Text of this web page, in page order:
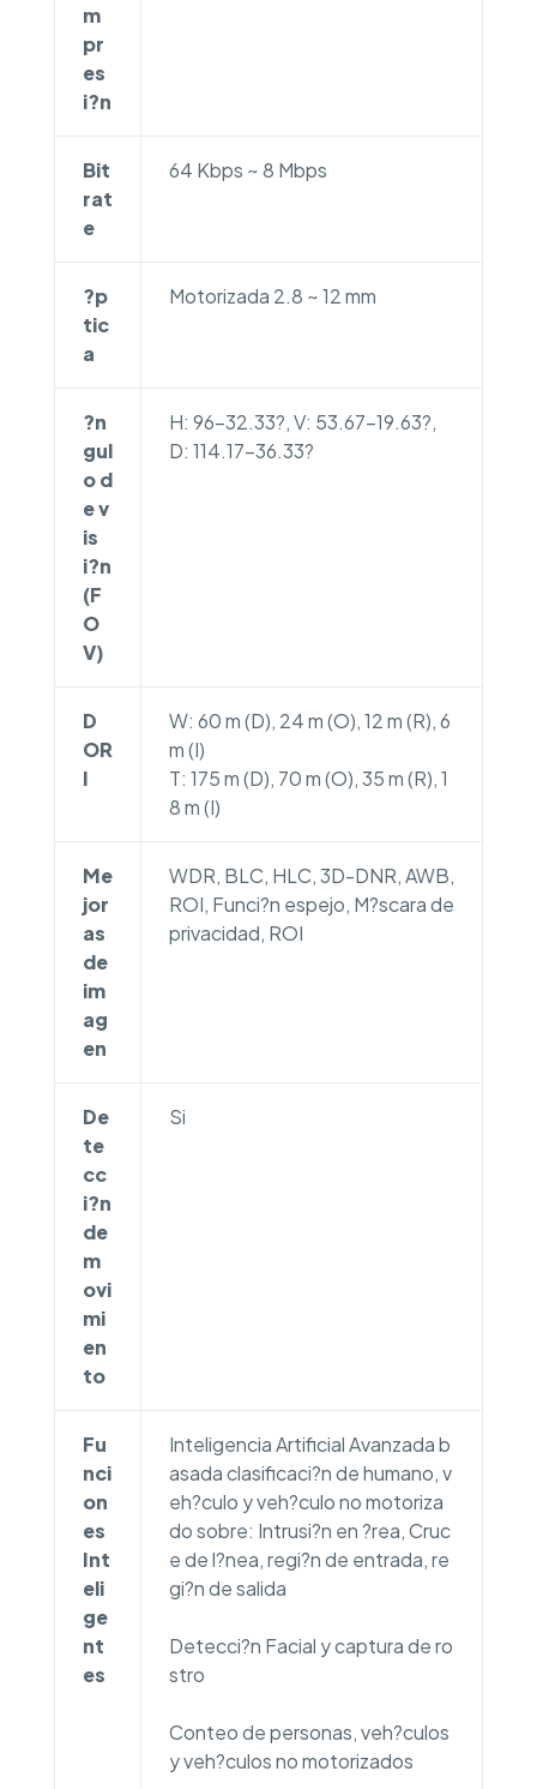
m
pr
es
i?n
Bit
rat
e
64 Kbps ~ 8 Mbps
?p
tic
a
Motorizada 2.8 ~ 12 mm
?n
gul
o d
e v
is
i?n
(F
O
V)
H: 96-32.33?, V: 53.67-19.63?,
D: 114.17-36.33?
D
OR
I
W: 60 m (D), 24 m (O), 12 m (R), 6
m (I)
T: 175 m (D), 70 m (O), 35 m (R), 1
8 m (I)
Me
jor
as
de
im
ag
en
WDR, BLC, HLC, 3D-DNR, AWB,
ROI, Funci?n espejo, M?scara de
privacidad, ROI
De
te
cc
i?n
de
m
ovi
mi
en
to
Si
Fu
nci
on
es
Int
eli
ge
nt
es
Inteligencia Artificial Avanzada b
asada clasificaci?n de humano, v
eh?culo y veh?culo no motoriza
do sobre: Intrusi?n en ?rea, Cruc
e de l?nea, regi?n de entrada, re
gi?n de salida
Detecci?n Facial y captura de ro
stro
Conteo de personas, veh?culos
y veh?culos no motorizados